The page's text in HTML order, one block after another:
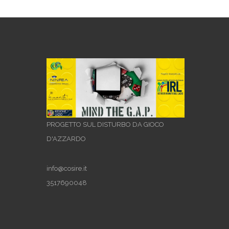
PROGETTO SUL DISTURBO DA GIOCO
D'AZZARDO
info@cosire.it
3517690048